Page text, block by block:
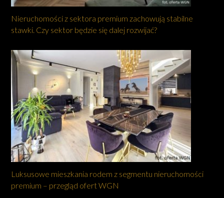
Nieruchomości z sektora premium zachowują stabilne
stawki. Czy sektor będzie się dalej rozwijać?
Luksusowe mieszkania rodem z segmentu nieruchomości
premium – przegląd ofert WGN